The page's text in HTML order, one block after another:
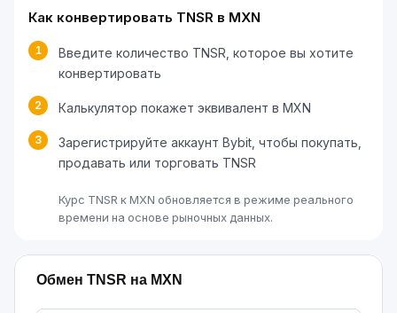
Как конвертировать TNSR в MXN
1
Введите количество TNSR, которое вы хотите
конвертировать
2 Калькулятор покажет эквивалент в MXN
3
Зарегистрируйте аккаунт Bybit, чтобы покупать,
продавать или торговать TNSR
Курс TNSR к MXN обновляется в режиме реального
времени на основе рыночных данных.
Обмен TNSR на MXN